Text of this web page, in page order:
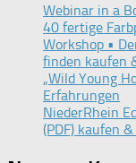
Webinar in a
40 fertige
Workshop •
finden kaufen
„Wild Young
Erfahrungen
NiederRhein
(PDF) kaufen